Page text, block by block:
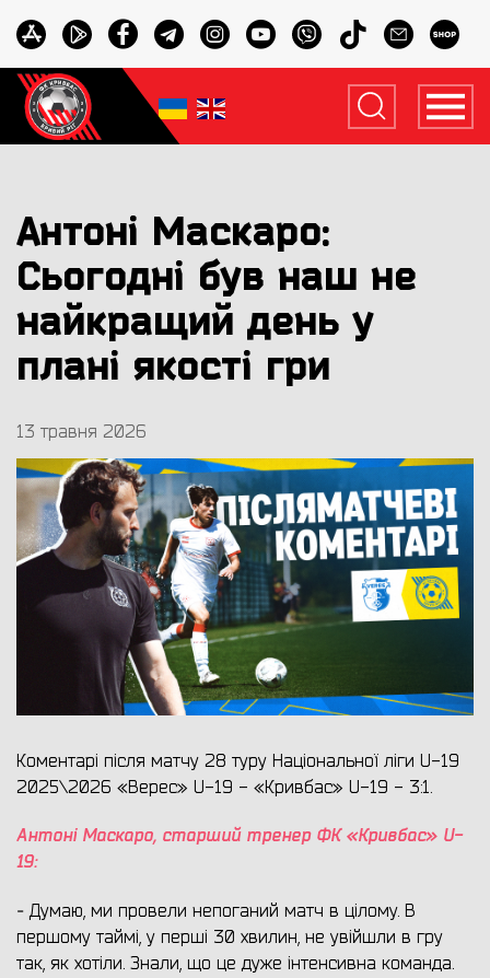
Антоні Маскаро:
Сьогодні був наш не
найкращий день у
плані якості гри
13 травня 2026
Коментарі після матчу 28 туру Національної ліги U-19
2025\2026 «Верес» U-19 - «Кривбас» U-19 - 3:1.
Антоні Маскаро, старший тренер ФК «Кривбас» U-
19:
-Думаю, ми провели непоганий матч в цілому. В
першому таймі, у перші 30 хвилин, не увійшли в гру
так, як хотіли. Знали, що це дуже інтенсивна команда.